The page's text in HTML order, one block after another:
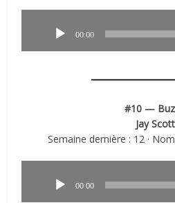
00:00
#10 —
Jay Scott
Semaine dernière : 12 ·
00:00